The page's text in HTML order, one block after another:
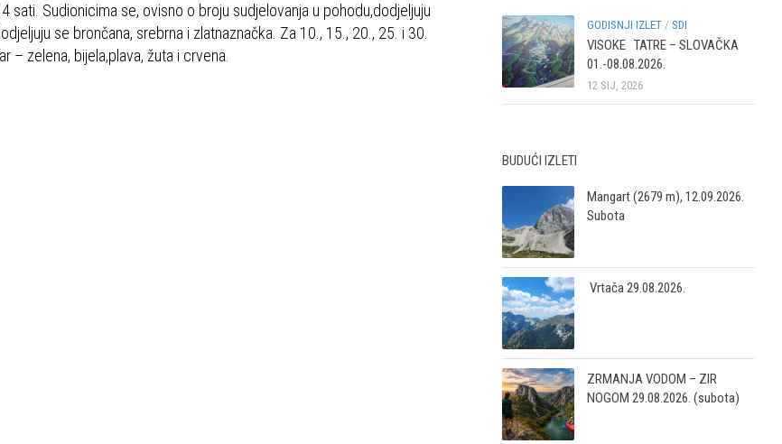
Sudionicima se, ovisno o broju sudjelovanja u pohodu,dodjeljuju
se brončana, srebrna i zlatnaznačka. Za 10., 15., 20., 25. i 30.
– zelena, bijela,plava, žuta i crvena.
GODISNJI IZLET / SDI
VISOKE TATRE – SLOVAČKA
01.-08.08.2026.
12 SIJ, 2026
BUDUĆI IZLETI
Mangart (2679 m), 12.09.2026.
Subota
Vrtača 29.08.2026.
ZRMANJA VODOM – ZIR
NOGOM 29.08.2026. (subota)